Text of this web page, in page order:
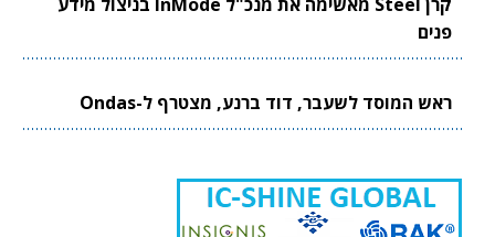
פנים
ראש המוסד לשעבר, דוד ברנע, מצטרף ל-Ondas